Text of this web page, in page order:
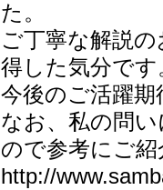
た。
ご丁寧な解説
得した気分です
今後のご活躍
なお、私の問
ので参考にご紹
http://